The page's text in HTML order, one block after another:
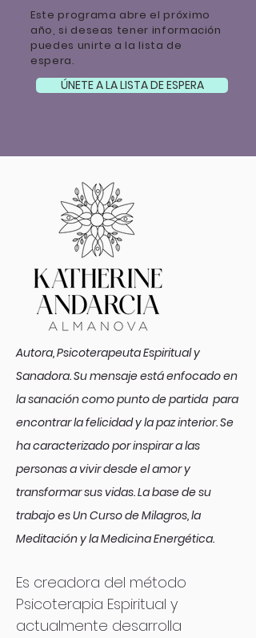
Este programa abre el próximo
año, si deseas tener información
puedes unirte a la lista de
espera.
ÚNETE A LA LISTA DE ESPERA
Autora, Psicoterapeuta Espiritual y
Sanadora. Su mensaje está enfocado en
la sanación como punto de partida para
encontrar la felicidad y la paz interior. Se
ha caracterizado por inspirar a las
personas a vivir desde el amor y
transformar sus vidas. La base de su
trabajo es Un Curso de Milagros, la
Meditación y la Medicina Energética.
Es creadora del método
Psicoterapia Espiritual y
actualmente desarrolla